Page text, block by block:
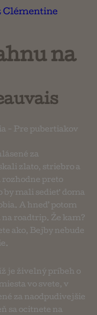
na
- Pre pubertiakov
za
zlato, striebro a
rozhodne preto
by mali sedieť doma
A hneď potom
na roadtrip. Že kam?
ako, Bejby nebude
je živelný príbeh o
vo svete, v
za naodpudivejšie
sa ocitnete na